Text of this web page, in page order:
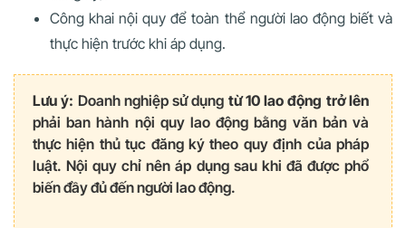
Công khai nội quy để toàn thể người lao động biết và
thực hiện trước khi áp dụng.
Lưu ý: Doanh nghiệp sử dụng từ 10 lao động trở lên
phải ban hành nội quy lao động bằng văn bản và
thực hiện thủ tục đăng ký theo quy định của pháp
luật. Nội quy chỉ nên áp dụng sau khi đã được phổ
biến đầy đủ đến người lao động.